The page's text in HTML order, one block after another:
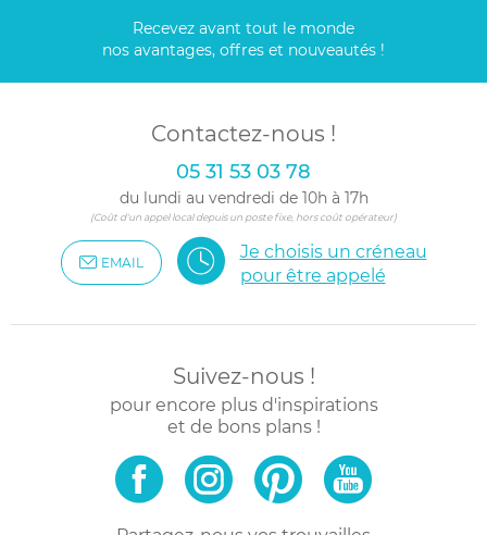
Recevez avant tout le monde
nos avantages, offres et nouveautés !
Contactez-nous !
05 31 53 03 78
du lundi au vendredi de 10h à 17h
(Coût d'un appel local depuis un poste fixe, hors coût opérateur)
EMAIL
Je choisis un créneau
pour être appelé
Suivez-nous !
pour encore plus d'inspirations
et de bons plans !